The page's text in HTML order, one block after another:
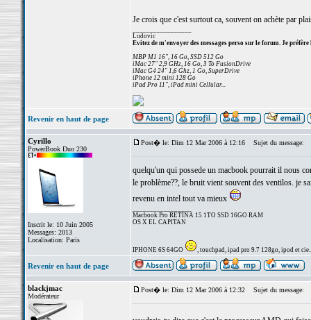
Je crois que c'est surtout ca, souvent on achète par
Ludovic
Evitez de m'envoyer des messages perso sur le forum. Je préfère
MBP M1 16", 16 Go, SSD 512 Go
iMac 27" 2,9 GHz, 16 Go, 3 To FusionDrive
iMac G4 24" 1,6 Ghz, 1 Go, SuperDrive
iPhone 12 mini 128 Go
iPad Pro 11", iPad mini Cellular...
Revenir en haut de page
Cyrillo
PowerBook Duo 230
Inscrit le: 10 Juin 2005
Messages: 2013
Localisation: Paris
Post� le: Dim 12 Mar 2006 à 12:16 Sujet du message:
quelqu'un qui possede un macbook pourrait il nous
le problème??, le bruit vient souvent des ventilos. je
revenu en intel tout va mieux
Macbook Pro RETINA 15 1TO SSD 16GO RAM
OS X EL CAPITAN
IPHONE 6S 64GO , touchpad, ipad pro 9.7 128go, ipod et
Revenir en haut de page
blackjmac
Modérateur
Post� le: Dim 12 Mar 2006 à 12:32 Sujet du message: